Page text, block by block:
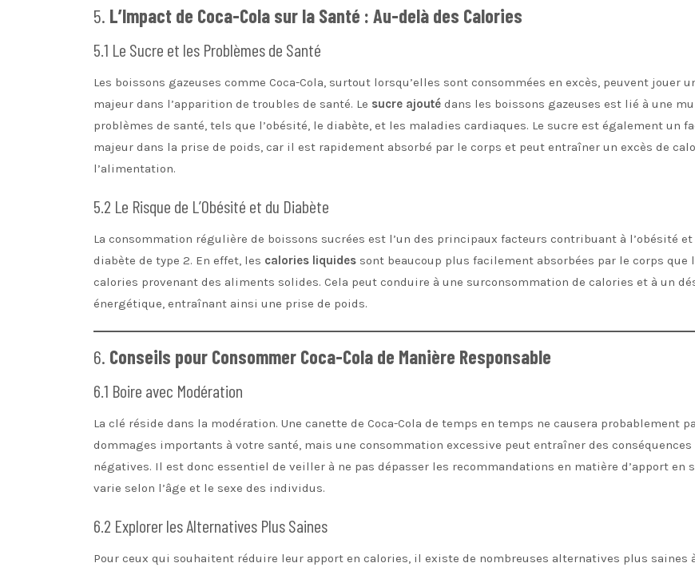
5. L’Impact de Coca-Cola sur la Santé : Au-delà des Calories
5.1 Le Sucre et les Problèmes de Santé
Les boissons gazeuses comme Coca-Cola, surtout lorsqu’elles sont consommées en excès, peuvent jouer
majeur dans l’apparition de troubles de santé. Le sucre ajouté dans les boissons gazeuses est lié à une
problèmes de santé, tels que l’obésité, le diabète, et les maladies cardiaques. Le sucre est également un
majeur dans la prise de poids, car il est rapidement absorbé par le corps et peut entraîner un excès de
l’alimentation.
5.2 Le Risque de L’Obésité et du Diabète
La consommation régulière de boissons sucrées est l’un des principaux facteurs contribuant à l’obésité et
diabète de type 2. En effet, les calories liquides sont beaucoup plus facilement absorbées par le corps que
calories provenant des aliments solides. Cela peut conduire à une surconsommation de calories et à un
énergétique, entraînant ainsi une prise de poids.
6. Conseils pour Consommer Coca-Cola de Manière Responsable
6.1 Boire avec Modération
La clé réside dans la modération. Une canette de Coca-Cola de temps en temps ne causera probablement
dommages importants à votre santé, mais une consommation excessive peut entraîner des conséquences
négatives. Il est donc essentiel de veiller à ne pas dépasser les recommandations en matière d’apport en
varie selon l’âge et le sexe des individus.
6.2 Explorer les Alternatives Plus Saines
Pour ceux qui souhaitent réduire leur apport en calories, il existe de nombreuses alternatives plus saines